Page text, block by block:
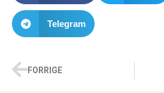
Telegram
FORRIGE